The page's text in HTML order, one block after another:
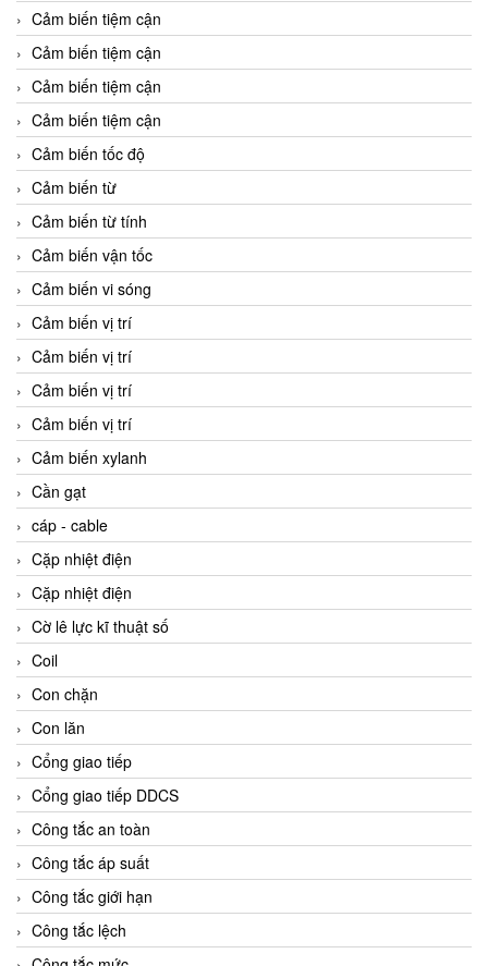
Cảm biến tiệm cận
Cảm biến tiệm cận
Cảm biến tiệm cận
Cảm biến tiệm cận
Cảm biến tốc độ
Cảm biến từ
Cảm biến từ tính
Cảm biến vận tốc
Cảm biến vi sóng
Cảm biến vị trí
Cảm biến vị trí
Cảm biến vị trí
Cảm biến vị trí
Cảm biến xylanh
Cần gạt
cáp - cable
Cặp nhiệt điện
Cặp nhiệt điện
Cờ lê lực kĩ thuật số
Coil
Con chặn
Con lăn
Cổng giao tiếp
Cổng giao tiếp DDCS
Công tắc an toàn
Công tắc áp suất
Công tắc giới hạn
Công tắc lệch